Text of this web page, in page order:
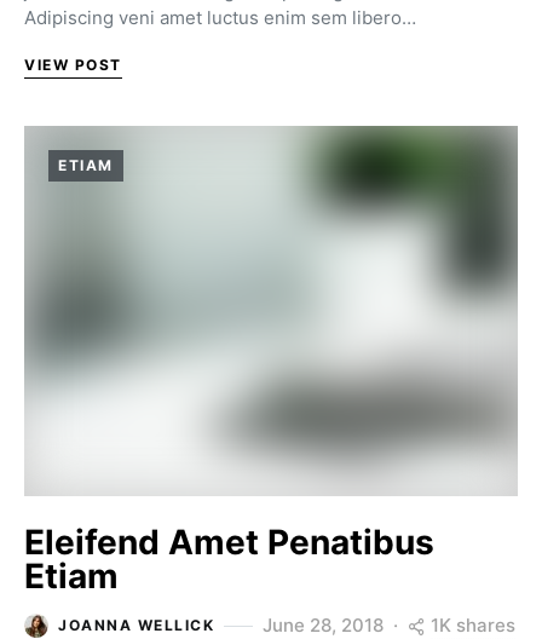
Adipiscing veni amet luctus enim sem libero…
VIEW POST
ETIAM
Eleifend Amet Penatibus
Etiam
JOANNA WELLICK June 28, 2018 1K shares